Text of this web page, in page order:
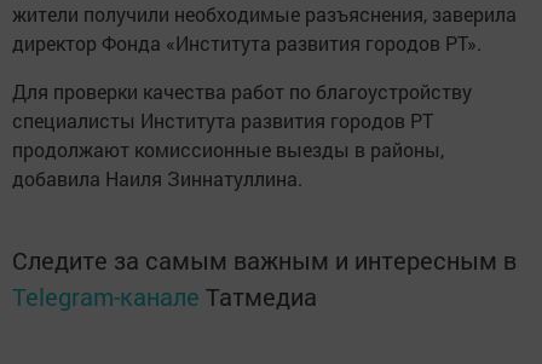
жители получили необходимые разъяснения, заверила
директор Фонда «Института развития городов РТ».
Для проверки качества работ по благоустройству
специалисты Института развития городов РТ
продолжают комиссионные выезды в районы,
добавила Наиля Зиннатуллина.
Следите за самым важным и интересным в
Telegram-канале Татмедиа